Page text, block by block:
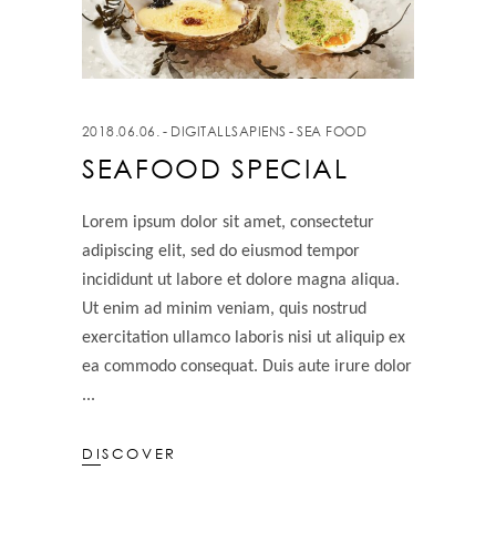
2018.06.06. DIGITALLSAPIENS SEA FOOD
SEAFOOD SPECIAL
Lorem ipsum dolor sit amet, consectetur
adipiscing elit, sed do eiusmod tempor
incididunt ut labore et dolore magna aliqua.
Ut enim ad minim veniam, quis nostrud
exercitation ullamco laboris nisi ut aliquip ex
ea commodo consequat. Duis aute irure dolor
DISCOVER